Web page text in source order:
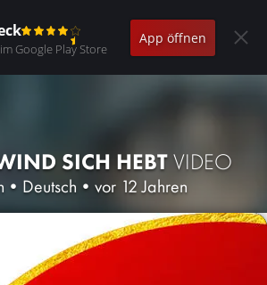
Google Play Store
App öffnen
SICH HEBTVIDEO
• Deutsch • vor 12 Jahren